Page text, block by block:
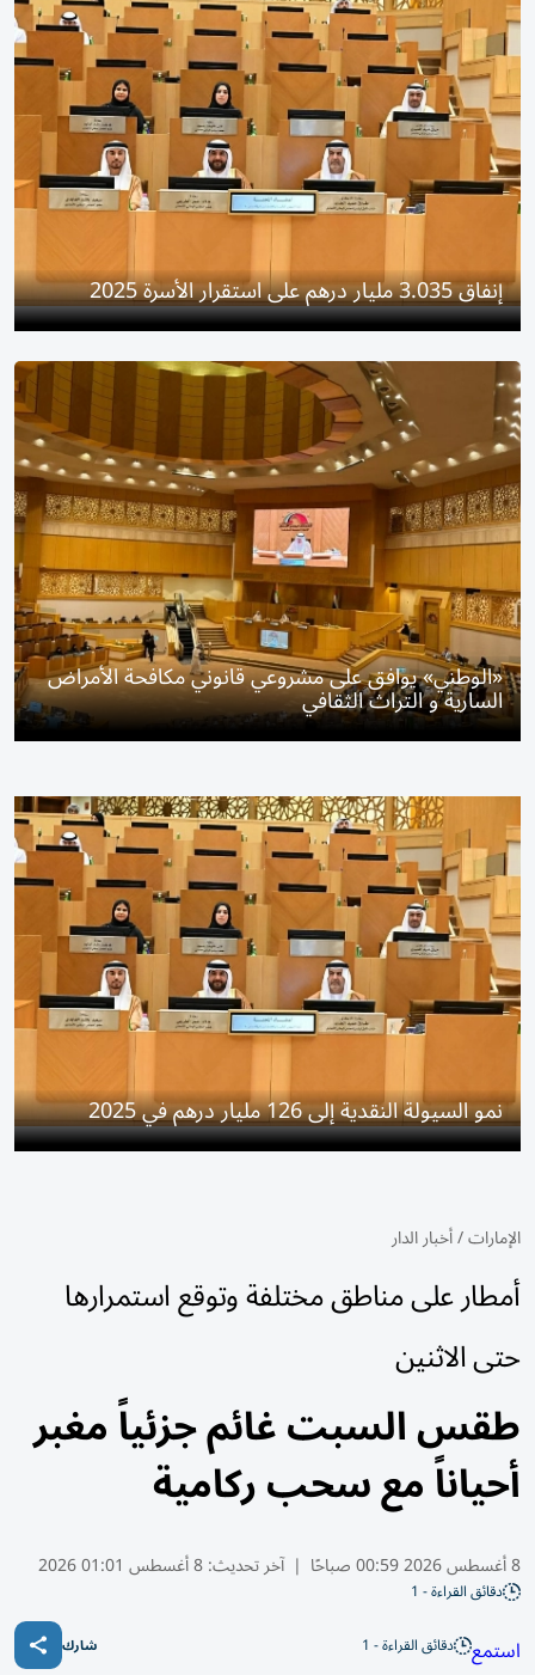
إنفاق 3.035 مليار درهم على استقرار الأسرة 2025
«الوطني» يوافق على مشروعي قانوني مكافحة الأمراض
السارية و التراث الثقافي
نمو السيولة النقدية إلى 126 مليار درهم في 2025
الإمارات/أخبار الدار
أمطار على مناطق مختلفة وتوقع استمرارها
حتى الاثنين
طقس السبت غائم جزئياً مغبر
أحياناً مع سحب ركامية
8 أغسطس 2026 00:59 صباحًا | آخر تحديث:8 أغسطس 01:01 2026
دقائق القراءة - 1
استمع دقائق القراءة - 1 شارك